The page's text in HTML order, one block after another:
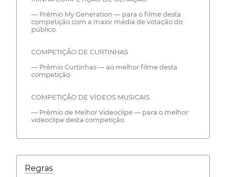
— Prêmio My Generation — para o filme desta
competição com a maior média de votação do
público.
COMPETIÇÃO DE CURTINHAS
— Prêmio Curtinhas — ao melhor filme desta
competição.
COMPETIÇÃO DE VÍDEOS MUSICAIS
— Prêmio de Melhor Videoclipe — para o melhor
videoclipe desta competição.
Regras